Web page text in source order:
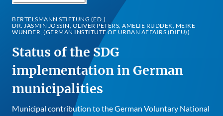
BERTELSMANN STIFTUNG (ED.)
DR. JASMIN JOSSIN, OLIVER PETERS, AMELIE RUDDEK, MEIKE
WUNDER, (GERMAN INSTITUTE OF URBAN AFFAIRS (DIFU))
Status of the SDG
implementation in German
municipalities
Municipal contribution to the German Voluntary National